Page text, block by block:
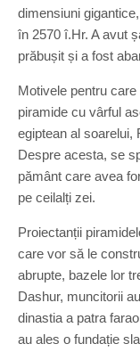
dimensiuni
în 2570 î.Hr. A avut
prăbușit și a fost
Motivele pentru
piramide cu vârful
egiptean al soarelui,
Despre acesta, se
pământ care avea
pe ceilalți zei.
Proiectanții
care vor să le
abrupte, bazele lor
Dashur, muncitorii
dinastia a patra
au ales o fundație